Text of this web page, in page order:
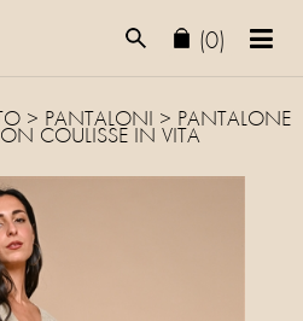
(0)
> PANTALONI
> PANTALONE
COULISSE IN VITA